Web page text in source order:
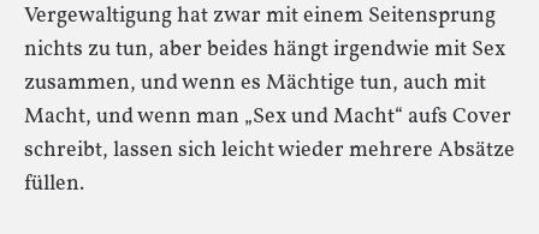
Vergewaltigung hat zwar mit einem Seitensprung
nichts zu tun, aber beides hängt irgendwie mit Sex
zusammen, und wenn es Mächtige tun, auch mit
Macht, und wenn man „Sex und Macht“ aufs Cover
schreibt, lassen sich leicht wieder mehrere Absätze
füllen.